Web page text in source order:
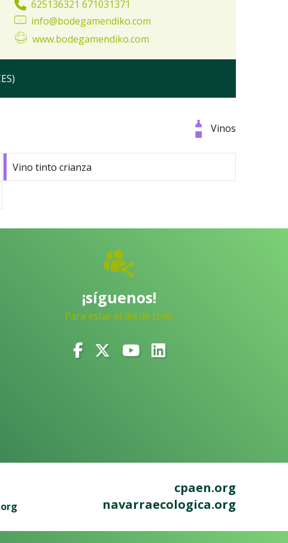
625136321 671031371
info@bodegamendiko.com
www.bodegamendiko.com
Vinos
Vino tinto crianza
¡síguenos!
Para estar al día de todo
cpaen.org
navarraecologica.org